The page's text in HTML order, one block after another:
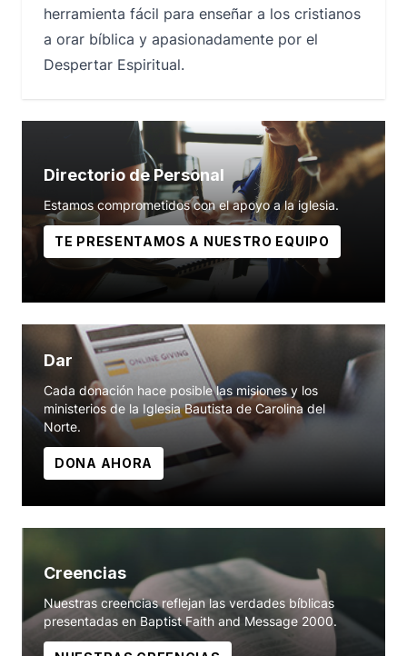
herramienta fácil para enseñar a los cristianos
a orar bíblica y apasionadamente por el
Despertar Espiritual.
Directorio de Personal
Estamos comprometidos con el apoyo a la iglesia.
TE PRESENTAMOS A NUESTRO EQUIPO
Dar
Cada donación hace posible las misiones y los
ministerios de la Iglesia Bautista de Carolina del
Norte.
DONA AHORA
Creencias
Nuestras creencias reflejan las verdades bíblicas
presentadas en Baptist Faith and Message 2000.